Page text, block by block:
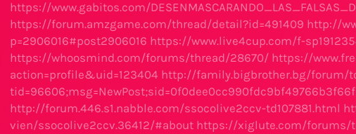
https://www.gabitos.com/
https://forum.amzgame.com/thread/detail?id=491409 http://
p=2906016#post2906016 https://www.live4cup.com/f-
https://whoosmind.com/forums/thread/28670/ https://
action=profile&uid=123404 http://family.bigbrother.bg/forum/
http://forum.446.s1.nabble.com/ssocolive2ccv-td107881.html
vien/ssocolive2ccv.36412/#about https://xiglute.com/forums/